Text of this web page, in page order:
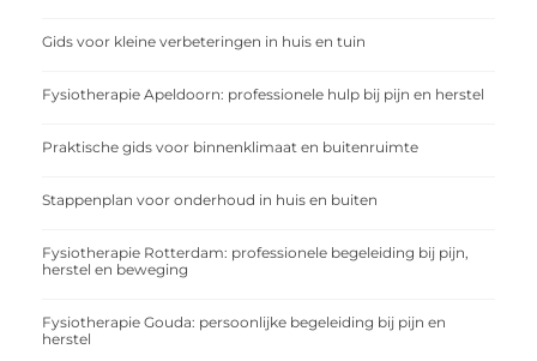
Gids voor kleine verbeteringen in huis en tuin
Fysiotherapie Apeldoorn: professionele hulp bij pijn en herstel
Praktische gids voor binnenklimaat en buitenruimte
Stappenplan voor onderhoud in huis en buiten
Fysiotherapie Rotterdam: professionele begeleiding bij pijn,
herstel en beweging
Fysiotherapie Gouda: persoonlijke begeleiding bij pijn en
herstel